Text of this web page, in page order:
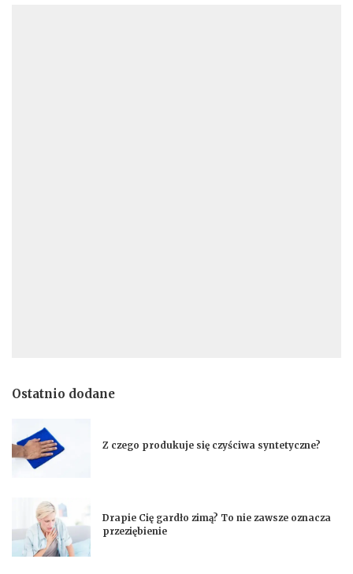
Ostatnio dodane
Z czego produkuje się czyściwa syntetyczne?
Drapie Cię gardło zimą? To nie zawsze oznacza
przeziębienie